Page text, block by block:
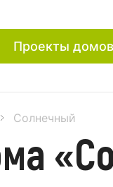
Проекты домов
Солнечный